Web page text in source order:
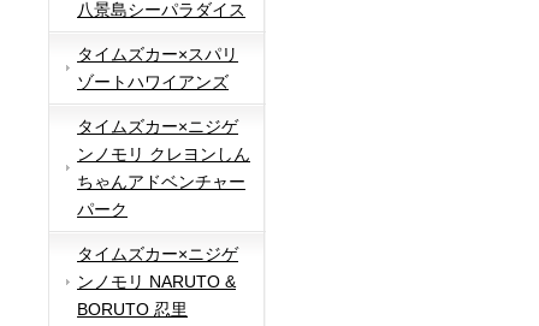
八景島シーパラダイス
タイムズカー×スパリ
ゾートハワイアンズ
タイムズカー×ニジゲ
ンノモリ クレヨンしん
ちゃんアドベンチャー
パーク
タイムズカー×ニジゲ
ンノモリ NARUTO &
BORUTO 忍里